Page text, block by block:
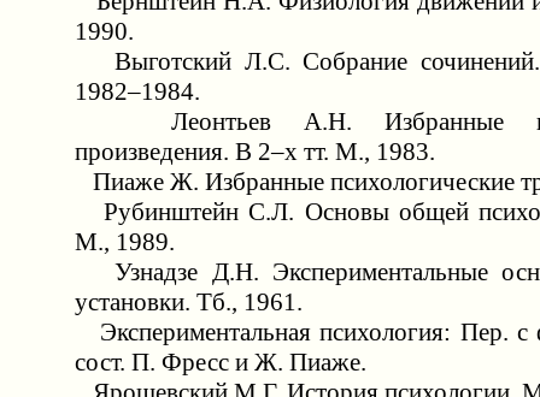
1990.
Выготский Л.С. Собрание
1982–1984.
Леонтьев А.Н. Избранные
произведения. В 2–х тт. М., 1983.
Пиаже Ж. Избранные психологические
Рубинштейн С.Л. Основы общей
М., 1989.
Узнадзе Д.Н. Экспериментальные
установки. Тб., 1961.
Экспериментальная психология: Пер. с
сост. П. Фресс и Ж. Пиаже.